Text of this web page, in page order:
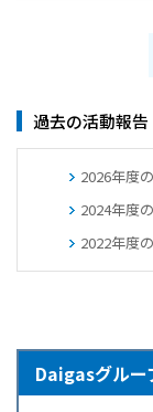
過去の活動報告
2026年度
2024年度
2022年度
Daigasグルー